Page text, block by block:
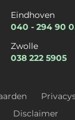
Eindhoven
040 - 294 90
Zwolle
038 222 5905
Disclaimer
*